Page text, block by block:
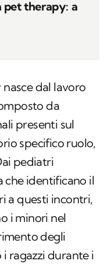
pet therapy: a
nasce dal lavoro
da
presenti sul
specifico ruolo,
pediatri
che identificano il
a questi incontri,
i minori nel
degli
ragazzi durante i